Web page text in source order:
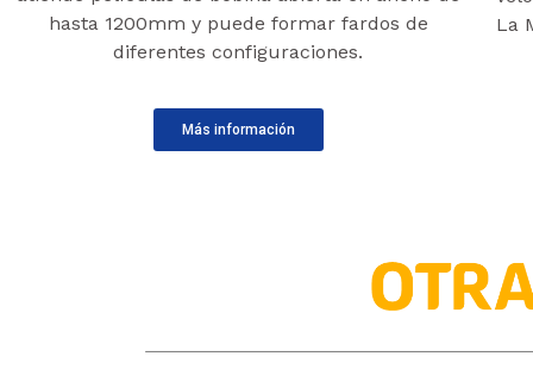
hasta 1200mm y puede formar fardos de
diferentes configuraciones.
Más información
La